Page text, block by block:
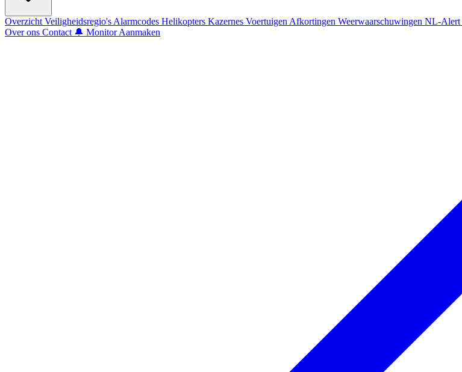
Overzicht Veiligheidsregio's Alarmcodes Helikopters Kazernes Voertuigen Afkortingen Weerwaarschuwingen NL-Alert
Over ons Contact 🔔 Monitor Aanmaken